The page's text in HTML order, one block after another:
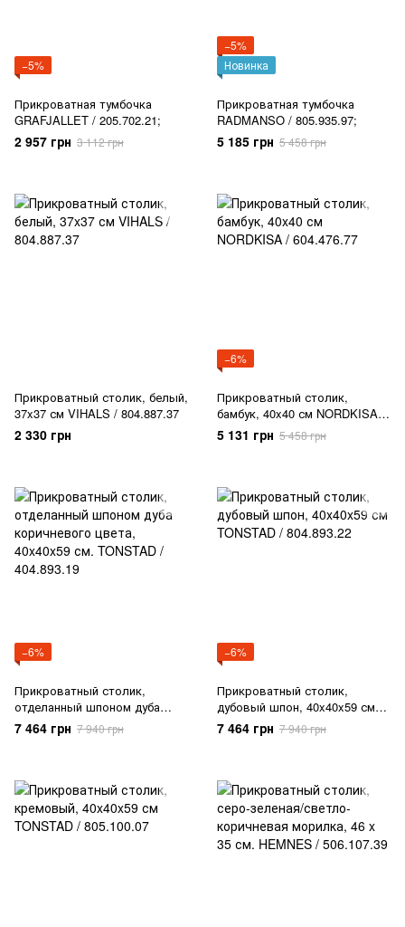
−5%
Прикроватная тумбочка
GRAFJALLET / 205.702.21;
2 957 грн 3 112 грн
−5%
Новинка
Прикроватная тумбочка
RADMANSO / 805.935.97;
5 185 грн 5 458 грн
Прикроватный столик, белый,
37x37 см VIHALS / 804.887.37
2 330 грн
−6%
Прикроватный столик,
бамбук, 40x40 см NORDKISA /
604.476.77
5 131 грн 5 458 грн
−6%
Прикроватный столик,
отделанный шпоном дуба
коричневого цвета, 40x40x59
см. TONSTAD / 404.893.19
7 464 грн 7 940 грн
−6%
Прикроватный столик,
дубовый шпон, 40x40x59 см
TONSTAD / 804.893.22
7 464 грн 7 940 грн